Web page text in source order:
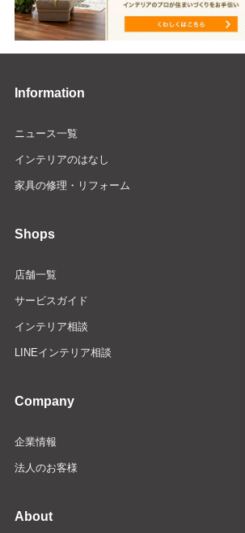
Information
ニュース一覧
インテリアのはなし
家具の修理・リフォーム
Shops
店舗一覧
サービスガイド
インテリア相談
LINEインテリア相談
Company
企業情報
法人のお客様
About